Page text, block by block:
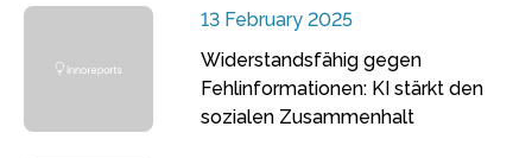
13 February 2025
Widerstandsfähig gegen
Fehlinformationen: KI stärkt den
sozialen Zusammenhalt